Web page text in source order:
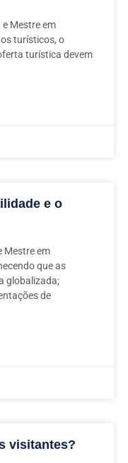
Mestre em
turísticos, o
turística devem
e o
Mestre em
que as
globalizada;
de
visitantes?